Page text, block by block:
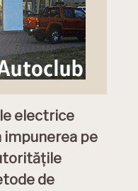
electrice
pe
de